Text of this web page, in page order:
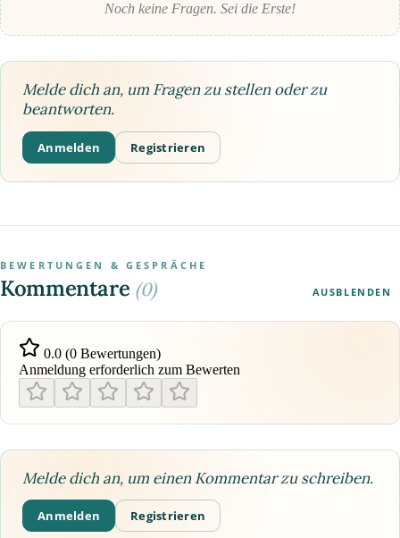
Noch keine Fragen. Sei die Erste!
Melde dich an, um Fragen zu stellen oder zu
beantworten.
Anmelden Registrieren
BEWERTUNGEN & GESPRÄCHE
Kommentare (0) AUSBLENDEN
0.0 (0 Bewertungen)
Anmeldung erforderlich zum Bewerten
Melde dich an, um einen Kommentar zu schreiben.
Anmelden Registrieren